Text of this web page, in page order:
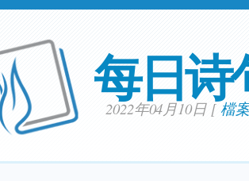
每日诗
2022年04月10日 [檔